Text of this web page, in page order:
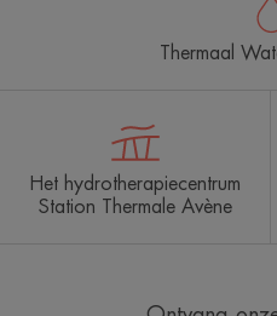
Thermaal
Het hydrotherapiecentrum
Station Thermale Avène